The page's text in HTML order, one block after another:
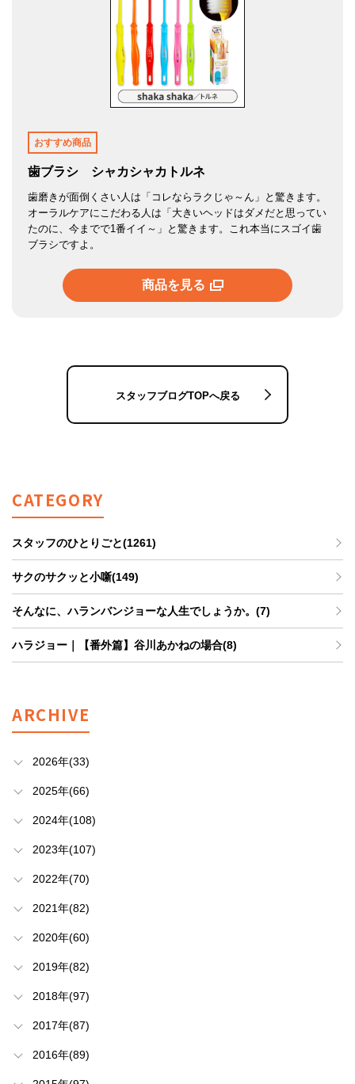
おすすめ商品
歯ブラシ シャカシャカトルネ
歯磨きが面倒くさい人は「コレならラクじゃ～ん」と驚きます。
オーラルケアにこだわる人は「大きいヘッドはダメだと思ってい
たのに、今までで1番イイ～」と驚きます。これ本当にスゴイ歯
ブラシですよ。
商品を見る
スタッフブログTOPへ戻る
CATEGORY
スタッフのひとりごと(1261)
サクのサクッと小噺(149)
そんなに、ハランバンジョーな人生でしょうか。(7)
ハラジョー｜【番外篇】谷川あかねの場合(8)
ARCHIVE
2026年(33)
2025年(66)
2024年(108)
2023年(107)
2022年(70)
2021年(82)
2020年(60)
2019年(82)
2018年(97)
2017年(87)
2016年(89)